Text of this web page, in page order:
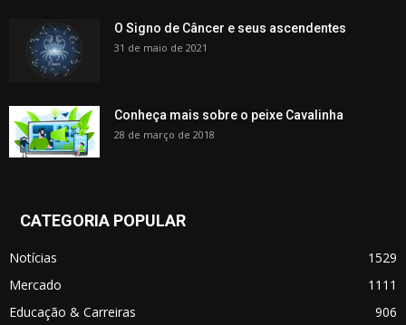
O Signo de Câncer e seus ascendentes
31 de maio de 2021
Conheça mais sobre o peixe Cavalinha
28 de março de 2018
CATEGORIA POPULAR
Notícias
1529
Mercado
1111
Educação & Carreiras
906